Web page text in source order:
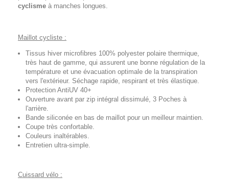
cyclisme à manches longues.
Maillot cycliste :
Tissus hiver microfibres 100% polyester polaire thermique,
très haut de gamme, qui assurent une bonne régulation de la
température et une évacuation optimale de la transpiration
vers l'extérieur. Séchage rapide, respirant et très élastique.
Protection AntiUV 40+
Ouverture avant par zip intégral dissimulé, 3 Poches à
l'arrière.
Bande siliconée en bas de maillot pour un meilleur maintien.
Coupe très confortable.
Couleurs inaltérables.
Entretien ultra-simple.
Cuissard vélo :